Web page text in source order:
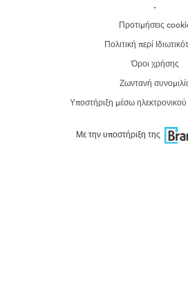
·
Προτιμήσεις
Πολιτική περί
Όροι χρήσης
Ζωντανή
Υποστήριξη μέσω
Με την υποστήριξη της